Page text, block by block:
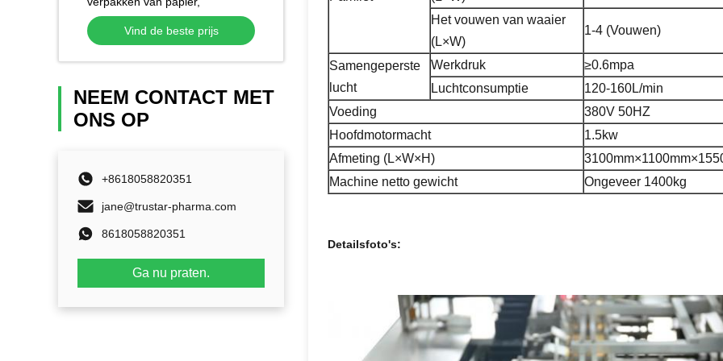
Het vouwen van waaier
(L×W)
1-4 (Vouwen)
Samengeperste
lucht
Werkdruk
≥0.6mpa
Luchtconsumptie
120-160L/min
Voeding
380V 50HZ
Hoofdmotormacht
1.5kw
Afmeting (L×W×H)
Machine netto gewicht
Ongeveer 1400kg
Detailsfoto's:
weefselpoeder en dessertwaren
Vind de beste prijs
NEEM CONTACT MET
ONS OP
+8618058820351
jane@trustar-pharma.com
8618058820351
Ga nu praten.